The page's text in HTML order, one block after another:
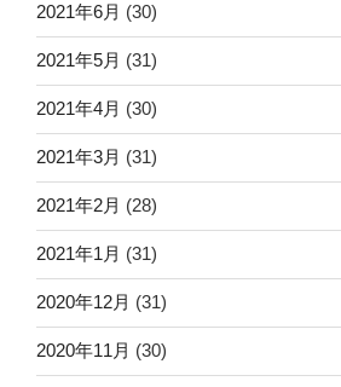
2021年6月 (30)
2021年5月 (31)
2021年4月 (30)
2021年3月 (31)
2021年2月 (28)
2021年1月 (31)
2020年12月 (31)
2020年11月 (30)